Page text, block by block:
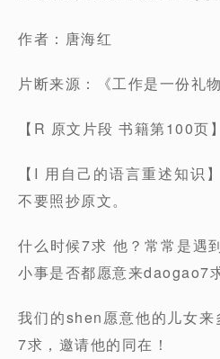
作者：唐海红
片断来源：《工作是一份礼物
【R 原文片段 书籍第100页】
【I 用自己的语言重述知识
不要照抄原文。
什么时候7求 他？常常是遇
小事是否都愿意来daogao7
我们的shen愿意他的儿女
7求，邀请他的同在！